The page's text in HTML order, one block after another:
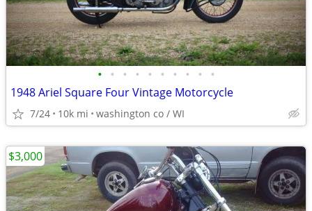
• • • • • • • • • •
1948 Ariel Square Four Vintage Motorcycle
7/24 10k mi washington co / WI
$3,000